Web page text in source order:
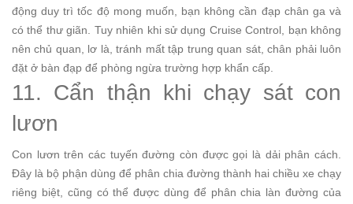
động duy trì tốc độ mong muốn, bạn không cần đạp chân ga và
có thể thư giãn. Tuy nhiên khi sử dụng Cruise Control, bạn không
nên chủ quan, lơ là, tránh mất tập trung quan sát, chân phải luôn
đặt ở bàn đạp để phòng ngừa trường hợp khẩn cấp.
11. Cẩn thận khi chạy sát con
lươn
Con lươn trên các tuyến đường còn được gọi là dải phân cách.
Đây là bộ phận dùng để phân chia đường thành hai chiều xe chạy
riêng biệt, cũng có thể được dùng để phân chia làn đường của